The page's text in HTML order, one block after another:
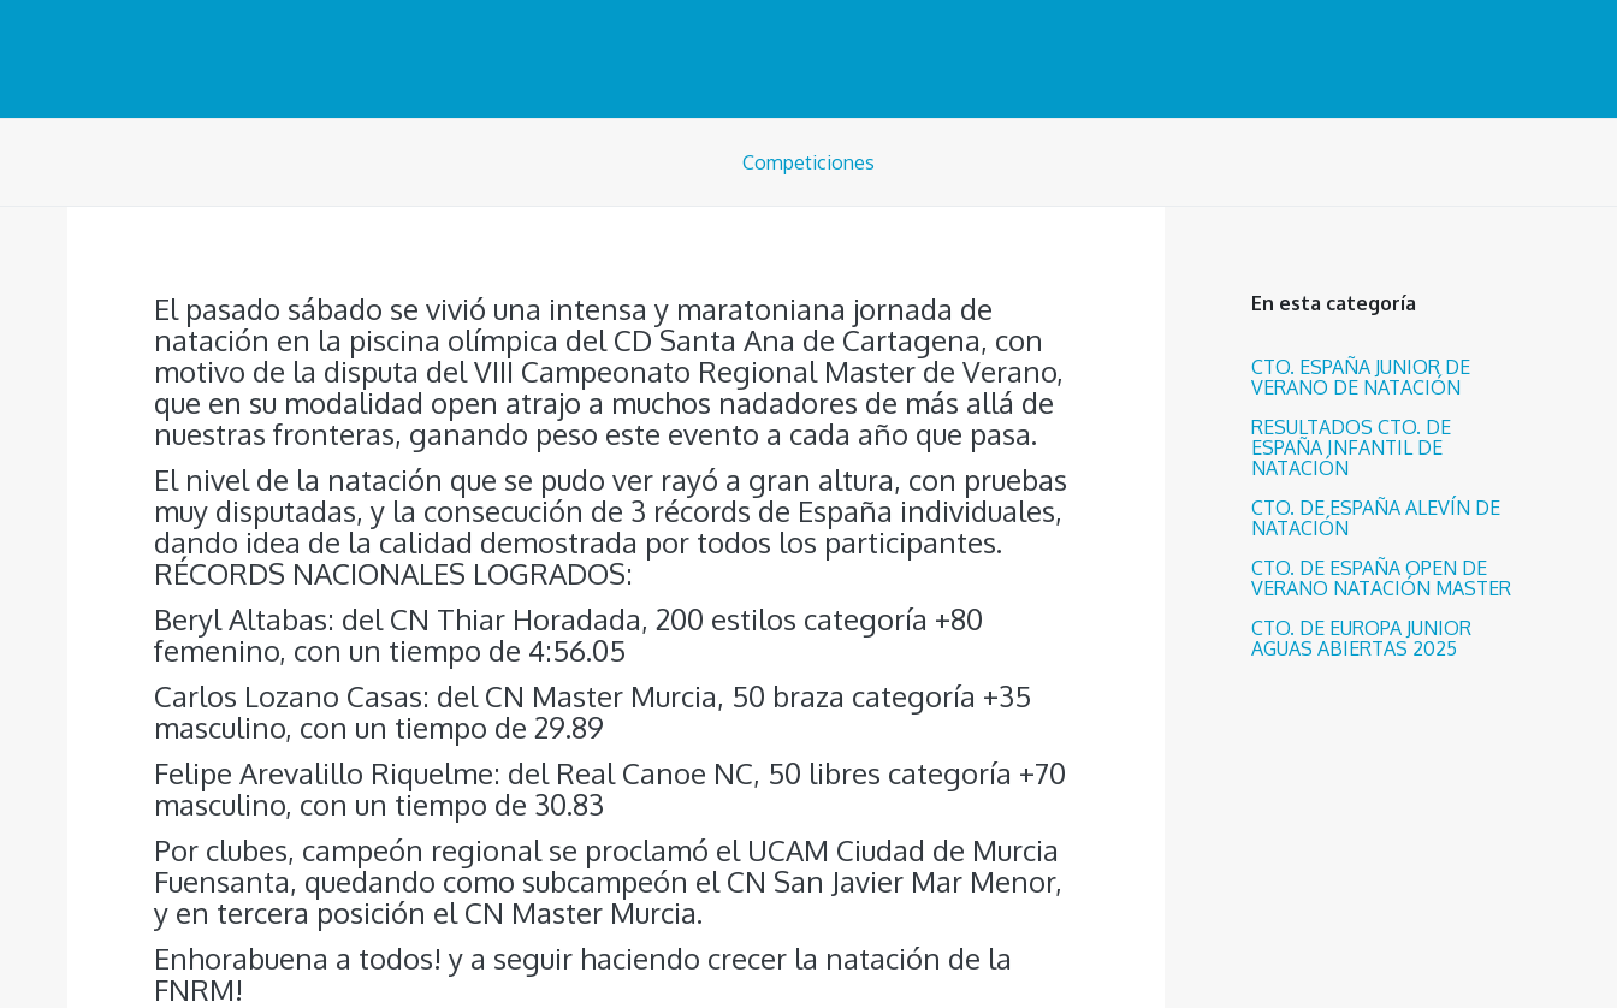
Competiciones
El pasado sábado se vivió una intensa y maratoniana jornada de
natación en la piscina olímpica del CD Santa Ana de Cartagena, con
motivo de la disputa del VIII Campeonato Regional Master de Verano,
que en su modalidad open atrajo a muchos nadadores de más allá de
nuestras fronteras, ganando peso este evento a cada año que pasa.
El nivel de la natación que se pudo ver rayó a gran altura, con pruebas
muy disputadas, y la consecución de 3 récords de España individuales,
dando idea de la calidad demostrada por todos los participantes.
RÉCORDS NACIONALES LOGRADOS:
Beryl Altabas: del CN Thiar Horadada, 200 estilos categoría +80
femenino, con un tiempo de 4:56.05
Carlos Lozano Casas: del CN Master Murcia, 50 braza categoría +35
masculino, con un tiempo de 29.89
Felipe Arevalillo Riquelme: del Real Canoe NC, 50 libres categoría +70
masculino, con un tiempo de 30.83
Por clubes, campeón regional se proclamó el UCAM Ciudad de Murcia
Fuensanta, quedando como subcampeón el CN San Javier Mar Menor,
y en tercera posición el CN Master Murcia.
Enhorabuena a todos! y a seguir haciendo crecer la natación de la
FNRM!
En esta categoría
CTO. ESPAÑA JUNIOR DE
VERANO DE NATACIÓN
RESULTADOS CTO. DE
ESPAÑA INFANTIL DE
NATACIÓN
CTO. DE ESPAÑA ALEVÍN DE
NATACIÓN
CTO. DE ESPAÑA OPEN DE
VERANO NATACIÓN MASTER
CTO. DE EUROPA JUNIOR
AGUAS ABIERTAS 2025